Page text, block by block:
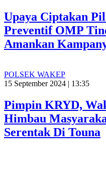
Upaya Ciptakan
Preventif OMP
Amankan
POLSEK WAKEP
15 September 2024 | 13:35
Pimpin KRYD,
Himbau
Serentak Di Touna